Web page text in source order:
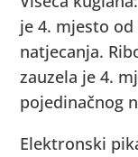
je 4. mjesto
natjecanja.
zauzela je 4.
pojedinačnog
Elektronski